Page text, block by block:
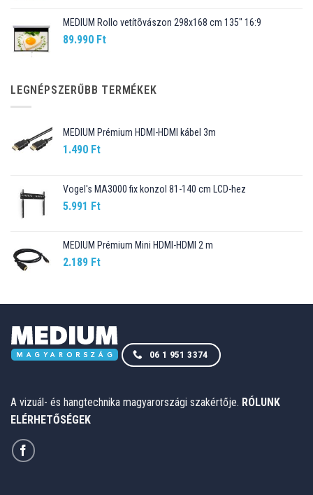
109.990 Ft.98.990 Ft.
MEDIUM Rollo vetítõvászon 298x168 cm 135" 16:9
89.990 Ft
LEGNÉPSZERŰBB TERMÉKEK
MEDIUM Prémium HDMI-HDMI kábel 3m
1.490 Ft
Vogel's MA3000 fix konzol 81-140 cm LCD-hez
5.991 Ft
MEDIUM Prémium Mini HDMI-HDMI 2 m
2.189 Ft
06 1 951 3374
A vizuál- és hangtechnika magyarországi szakértője. RÓLUNK
ELÉRHETŐSÉGEK